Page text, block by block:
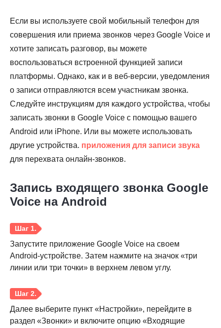
Шаг 3.
Если вы используете свой мобильный телефон для
совершения или приема звонков через Google Voice и
хотите записать разговор, вы можете
воспользоваться встроенной функцией записи
платформы. Однако, как и в веб-версии, уведомления
о записи отправляются всем участникам звонка.
Следуйте инструкциям для каждого устройства, чтобы
записать звонки в Google Voice с помощью вашего
Android или iPhone. Или вы можете использовать
другие устройства. приложения для записи звука
для перехвата онлайн-звонков.
Запись входящего звонка Google
Voice на Android
Запустите приложение Google Voice на своем
Android-устройстве. Затем нажмите на значок «три
линии или три точки» в верхнем левом углу.
Далее выберите пункт «Настройки», перейдите в
раздел «Звонки» и включите опцию «Входящие